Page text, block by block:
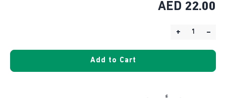
22.00
AED
–
+
Add to Cart